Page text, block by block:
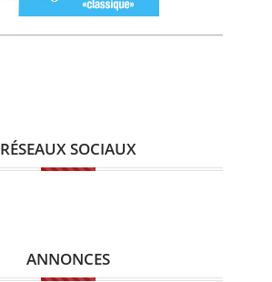
RÉSEAUX SOCIAUX
ANNONCES